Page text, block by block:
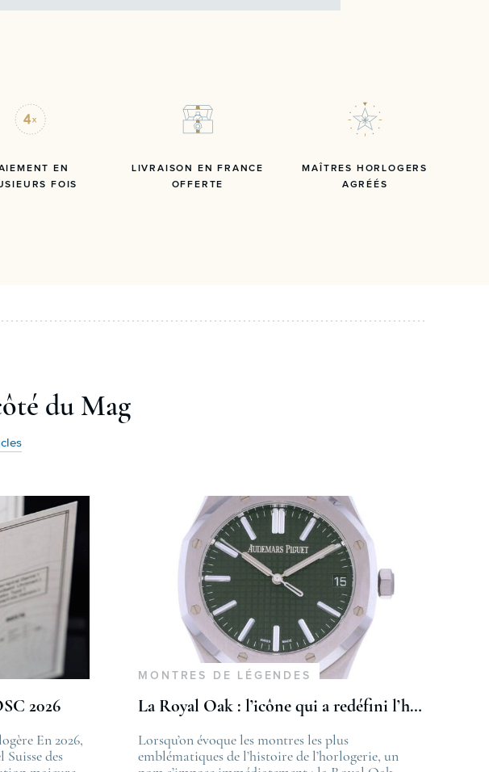
EN
FOIS
LIVRAISON EN FRANCE
OFFERTE
MAÎTRES HORLOGERS
AGRÉÉS
du Mag
2026
En 2026,
des
La nouvelle certification COSC 2026
MONTRES DE LÉGENDES
La Royal Oak : l’icône qui a redéfini l’horlogerie de luxe
Lorsqu’on évoque les montres les plus
emblématiques de l’histoire de l’horlogerie, un